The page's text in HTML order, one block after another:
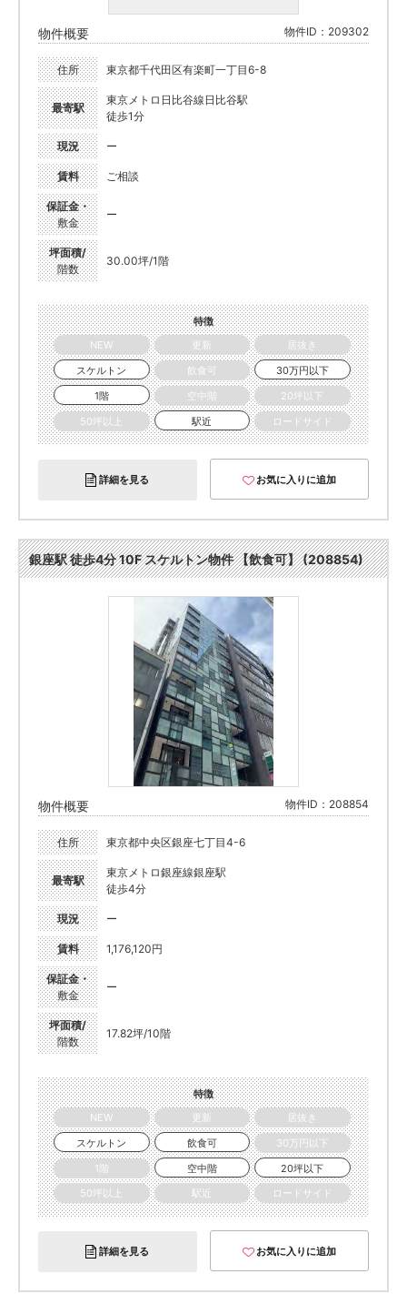
物件概要 物件ID：209302
住所 東京都千代田区有楽町一丁目6-8
最寄駅
東京メトロ日比谷線日比谷駅
徒歩1分
現況 ー
賃料 ご相談
保証金・
敷金
ー
坪面積/
階数
30.00坪/1階
特徴
NEW
更新
居抜き
スケルトン
飲食可
30万円以下
1階
空中階
20坪以下
50坪以上
駅近 ロードサイド
詳細を見る お気に入りに追加
銀座駅 徒歩4分 10F スケルトン物件 【飲食可】 (208854)
物件概要 物件ID：208854
住所 東京都中央区銀座七丁目4-6
最寄駅
東京メトロ銀座線銀座駅
徒歩4分
現況 ー
賃料 1,176,120円
保証金・
敷金
ー
坪面積/
階数
17.82坪/10階
特徴
NEW
更新
居抜き
スケルトン
飲食可
30万円以下
1階
空中階
20坪以下
50坪以上
駅近 ロードサイド
詳細を見る お気に入りに追加